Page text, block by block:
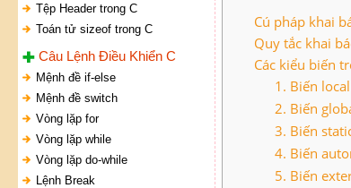
Tệp Header trong C
Toán tử sizeof trong C
Câu Lệnh Điều Khiển C
Mệnh đề if-else
Mệnh đề switch
Vòng lặp for
Vòng lặp while
Vòng lặp do-while
Lệnh Break
Cú pháp khai
Quy tắc khai
Các kiểu biến
1. Biến
2. Biến
3. Biến
4. Biến
5. Biến